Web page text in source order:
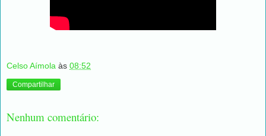
Celso Aímola às 08:52
Compartilhar
Nenhum comentário: